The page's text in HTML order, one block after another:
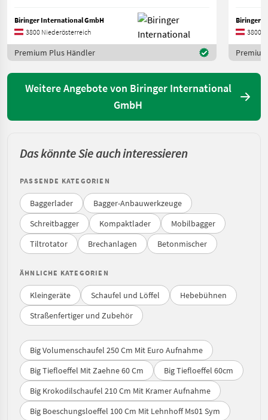
Biringer International GmbH
3800 Niederösterreich
Premium Plus Händler
Biringer
3800
Weitere Angebote von Biringer International
GmbH
Das könnte Sie auch interessieren
PASSENDE KATEGORIEN
Baggerlader
Bagger-Anbauwerkzeuge
Schreitbagger
Kompaktlader
Mobilbagger
Tiltrotator
Brechanlagen Betonmischer
ÄHNLICHE KATEGORIEN
Kleingeräte Schaufel und Löffel
Hebebühnen
Straßenfertiger und Zubehör
Big Volumenschaufel 250 Cm Mit Euro Aufnahme
Big Tiefloeffel Mit Zaehne 60 Cm
Big Tiefloeffel 60cm
Big Krokodilschaufel 210 Cm Mit Kramer Aufnahme
Big Boeschungsloeffel 100 Cm Mit Lehnhoff Ms01 Sym